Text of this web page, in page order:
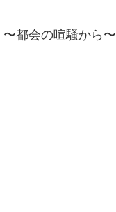
〜都会の喧騒から〜